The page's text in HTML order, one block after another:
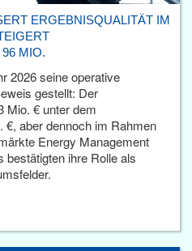
ERGEBNISQUALITÄT IM
MIO.
2026 seine operative
gestellt: Der
Mio. € unter dem
€, aber dennoch im Rahmen
Energy Management
ihre Rolle als